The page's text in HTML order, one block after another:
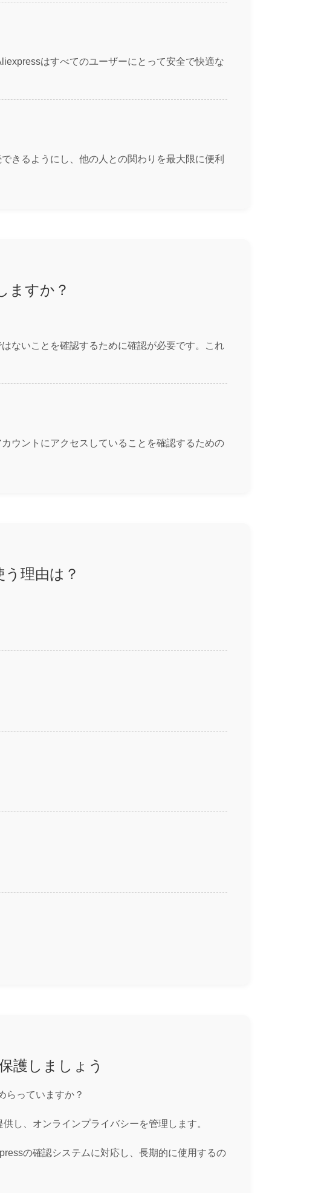
はすべてのユーザーにとって安全で快適な
きるようにし、他の人との関わりを最大限に便利
ますか？
ないことを確認するために確認が必要です。これ
ウントにアクセスしていることを確認するための
理由は？
護しましょう
らっていますか？
し、オンラインプライバシーを管理します。
の確認システムに対応し、長期的に使用するの